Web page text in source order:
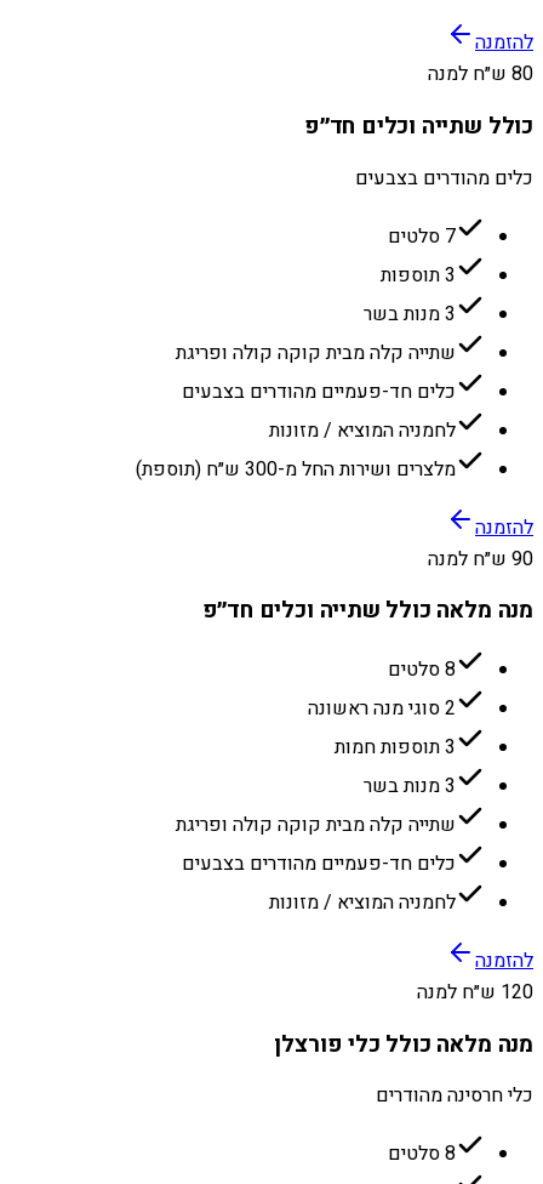
להזמנה
80 ש״ח למנה
כולל שתייה וכלים חד״פ
כלים מהודרים בצבעים
7 סלטים
3 תוספות
3 מנות בשר
שתייה קלה מבית קוקה קולה ופריגת
כלים חד-פעמיים מהודרים בצבעים
לחמניה המוציא / מזונות
מלצרים ושירות החל מ-300 ש״ח (תוספת)
להזמנה
90 ש״ח למנה
מנה מלאה כולל שתייה וכלים חד״פ
8 סלטים
2 סוגי מנה ראשונה
3 תוספות חמות
3 מנות בשר
שתייה קלה מבית קוקה קולה ופריגת
כלים חד-פעמיים מהודרים בצבעים
לחמניה המוציא / מזונות
להזמנה
120 ש״ח למנה
מנה מלאה כולל כלי פורצלן
כלי חרסינה מהודרים
8 סלטים